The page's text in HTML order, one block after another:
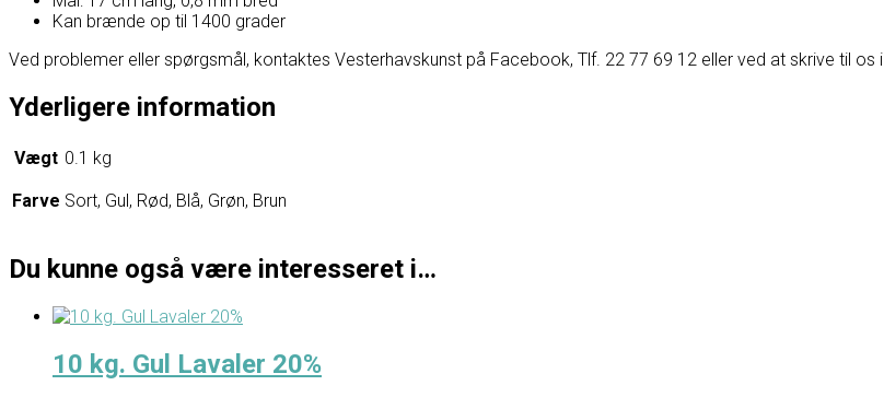
Kan brænde op til 1400 grader
Ved problemer eller spørgsmål, kontaktes Vesterhavskunst på Facebook, Tlf. 22 77 69 12 eller ved at skrive til os i
Yderligere information
Vægt 0.1 kg
Farve Sort, Gul, Rød, Blå, Grøn, Brun
Du kunne også være interesseret i…
10 kg. Gul Lavaler 20%